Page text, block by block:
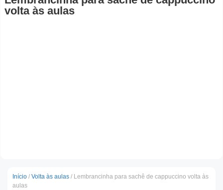
volta às aulas
Início / Volta às aulas / Lembrancinha para sachê de cappuccino volta às
aulas